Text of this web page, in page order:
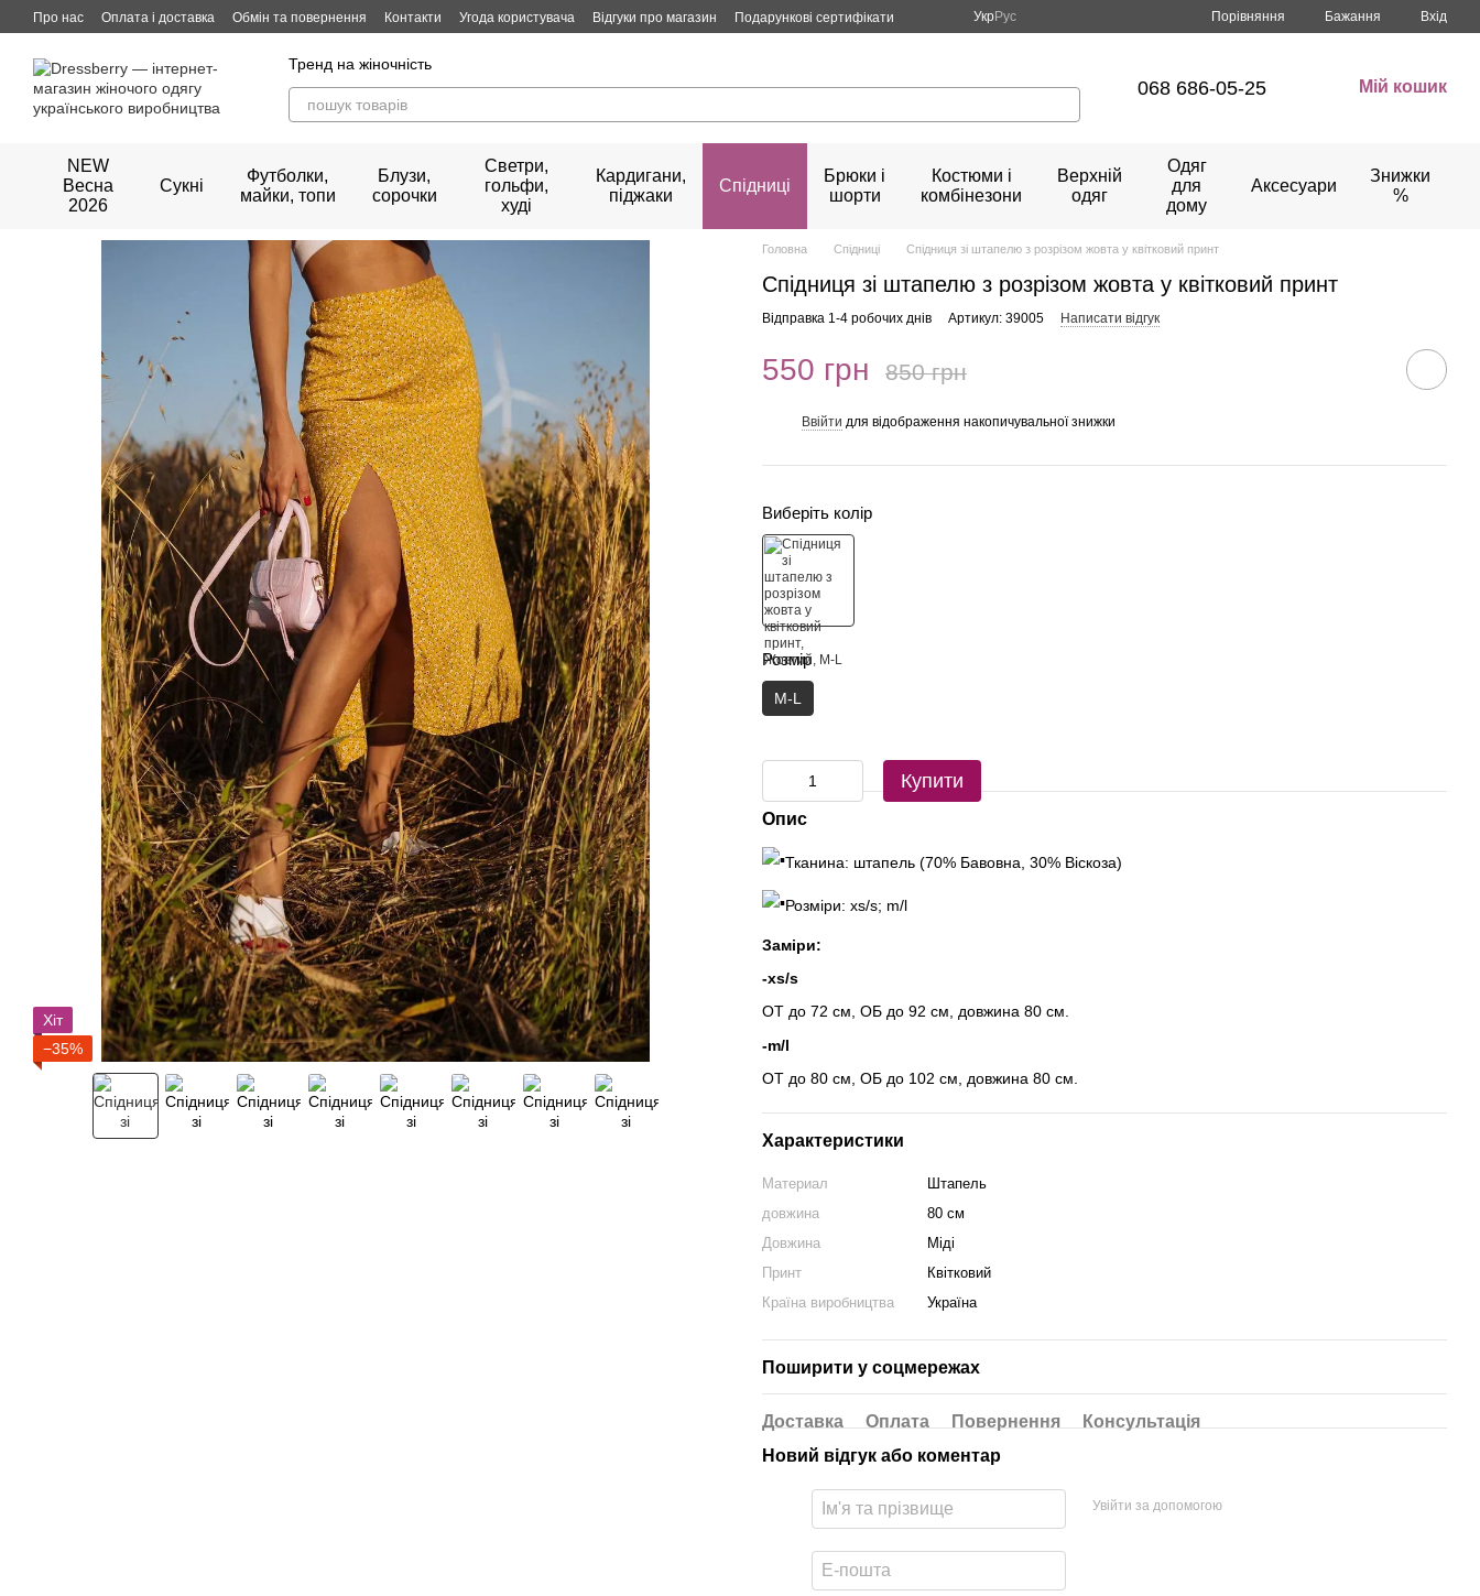
Перейти до основного контенту
Про нас Оплата і доставка Обмін та повернення Контакти Угода користувача Відгуки про магазин Подарункові сертифікати УкрРус Порівняння Бажання Вхід
Тренд на жіночність
068 686-05-25 Мій кошик
NEW
Весна
2026
Сукні
Футболки,
майки, топи
Блузи,
сорочки
Светри,
гольфи,
худі
Кардигани,
піджаки
Спідниці
Брюки і
шорти
Костюми і
комбінезони
Верхній
одяг
Одяг
для
дому
Аксесуари
Знижки
%
Хіт
−35%
Головна Спідниці Спідниця зі штапелю з розрізом жовта у квітковий принт
Спідниця зі штапелю з розрізом жовта у квітковий принт
Відправка 1-4 робочих днів Артикул: 39005 Написати відгук
550 грн 850 грн
Ввійти для відображення накопичувальної знижки
Виберіть колір
Розмір
M-L
Купити
Опис
Тканина: штапель (70% Бавовна, 30% Віскоза)
Розміри: xs/s; m/l
Заміри:
-xs/s
ОТ до 72 см, ОБ до 92 см, довжина 80 см.
-m/l
ОТ до 80 см, ОБ до 102 см, довжина 80 см.
Характеристики
Материал
Штапель
довжина
80 см
Довжина
Міді
Принт
Квітковий
Країна виробництва
Україна
Поширити у соцмережах
Доставка Оплата Повернення
Консультація
Новий відгук або коментар
Увійти за допомогою